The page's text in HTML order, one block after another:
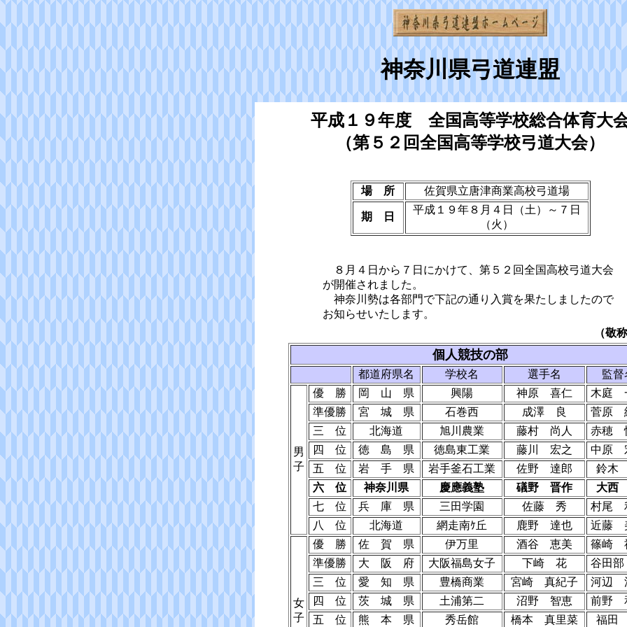
神奈川県弓道連盟
平成１９年度 全国高等学校総合体育大
（第５２回全国高等学校弓道大会）
場 所 佐賀県立唐津商業高校弓道場
期 日
平成１９年８月４日（土）～７日
（火）
８月４日から７日にかけて、第５２回全国高校弓道大会
が開催されました。
神奈川勢は各部門で下記の通り入賞を果たしましたので
お知らせいたします。
（敬
個人競技の部
都道府県名 学校名 選手名 監督
男
子
優 勝 岡 山 県 興陽 神原 喜仁
木庭
準優勝
宮 城 県 石巻西 成澤 良
菅原
三 位
北海道 旭川農業 藤村 尚人
赤穂
四 位
徳 島 県 徳島東工業 藤川 宏之
中原
五 位
岩 手 県 岩手釜石工業 佐野 達郎
鈴木
六 位
神奈川県 慶應義塾 礒野 晋作
大西
七 位
兵 庫 県 三田学園 佐藤 秀
村尾
八 位
北海道 網走南ｹ丘 鹿野 達也 近藤
女
子
優 勝 佐 賀 県 伊万里 酒谷 恵美
篠崎
準優勝
大 阪 府 大阪福島女子 下崎 花
谷田
三 位
愛 知 県 豊橋商業 宮崎 真紀子
河辺
四 位
茨 城 県 土浦第二 沼野 智恵
前野
五 位
熊 本 県 秀岳館 橋本 真里菜 福田